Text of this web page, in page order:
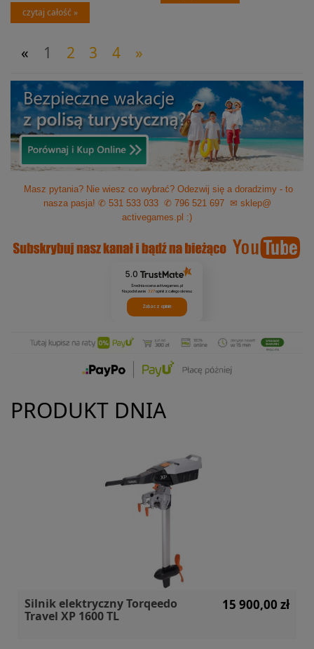
czytaj całość »
« 1 2 3 4 »
Masz pytania? Nie wiesz co wybrać? Odezwij się a doradzimy - to
nasza pasja! ✆ 531 533 033 ✆ 796 521 697
✉ sklep@
activegames.pl :)
5.0
Średnia ocena activegames.pl
Na podstawie 327opinii z całego okresu
Zobacz opinie
PRODUKT DNIA
Silnik elektryczny Torqeedo
Travel XP 1600 TL
15 900,00 zł